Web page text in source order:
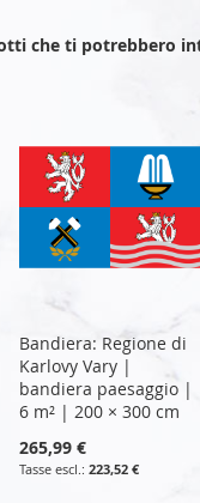
che ti potrebbero
Bandiera: Regione di
Karlovy Vary |
bandiera paesaggio |
6 m² | 200 × 300 cm
265,99 €
223,52 €